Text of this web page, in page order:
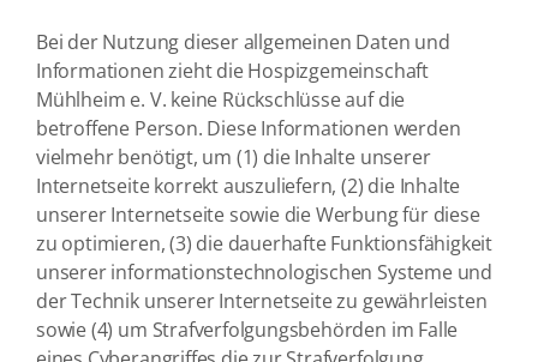
Bei der Nutzung dieser allgemeinen Daten und
Informationen zieht die Hospizgemeinschaft
Mühlheim e. V. keine Rückschlüsse auf die
betroffene Person. Diese Informationen werden
vielmehr benötigt, um (1) die Inhalte unserer
Internetseite korrekt auszuliefern, (2) die Inhalte
unserer Internetseite sowie die Werbung für diese
zu optimieren, (3) die dauerhafte Funktionsfähigkeit
unserer informationstechnologischen Systeme und
der Technik unserer Internetseite zu gewährleisten
sowie (4) um Strafverfolgungsbehörden im Falle